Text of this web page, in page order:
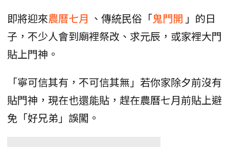
即將迎來農曆七月 、傳統民俗「鬼門開 」的日
子，不少人會到廟裡祭改、求元辰，或家裡大門
貼上門神。
「寧可信其有，不可信其無」若你家除夕前沒有
貼門神，現在也還能貼，趕在農曆七月前貼上避
免「好兄弟」誤闖。